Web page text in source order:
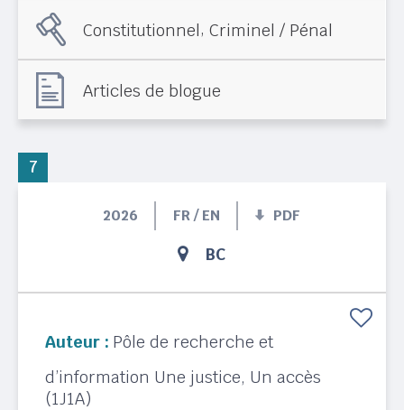
Constitutionnel,Criminel / Pénal
Articles de blogue
2026 FR / EN PDF
BC
Auteur : Pôle de recherche et
d’information Une justice, Un accès
(1J1A)
7